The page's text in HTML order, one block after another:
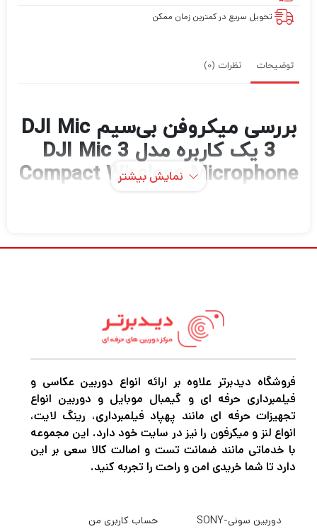
تحویل سریع در کمترین زمان ممکن
توضیحات نظرات (0)
بررسی میکروفن بی‌سیم DJI Mic
3 یک کاربره مدل DJI Mic 3
Compact Wireless Microphone
فعالیت هستید قطعاً برای این که بتوانید عکس
های حرفه ای و بی نظیر خلق کنید و بهترین نوع
فیلمبرداری را تجربه کنید نیاز به دوربین‌های
باکیفیت و مجهز برای عکاسی و فیلمبرداری دارید.
اگر میخواهید بهترین دوربین عکاسی و
فیلمبرداری، پهپاد فیلمبرداری، گیمبال
دوربین،گیمبال موبایل و هر نوع تجهیزات آتلیه را
با بهترین کیفیت و قیمت خریداری کنید به
نمایش بیشتر
فروشگاه دیدبرتر علاوه بر ارائه انواع دوربین عکاسی و
فیلمبرداری حرفه ای و گیمبال موبایل و دوربین انواع
تجهیزات حرفه ای مانند پهپاد فیلمبرداری، رینگ لایت،
انواع لنز و میکرفون را نیز در سایت خود دارد. این مجموعه
با خدماتی مانند ضمانت تست و اصالت کالا سعی بر این
دارد تا شما خریدی امن و راحت را تجربه کنید.
دوربین سونی-SONY حساب کاربری من